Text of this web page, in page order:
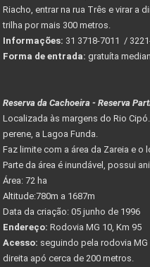
Riacho, entrar na rua Três e virar a
trilha por mais 300 metros.
Informações: 31 3718-7011 /
Forma de entrada: gratuíta
Reserva da Cachoeira - Reserva
Localizada às margens do Rio
perene, a Lagoa Funda.
Faz limite com a área da Zareia e o
Parte da área é inundável, possui
Área: 72 ha
Altitude:780m a 1687m
Data da criação: 05 junho de 1996
Endereço: Rodovia MG 10, Km 95
Acesso: seguindo pela rodovia
direita apó cerca de 200 metros.